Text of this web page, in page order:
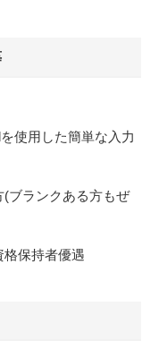
使用した簡単な入力
(ブランクある方もぜ
格保持者優遇